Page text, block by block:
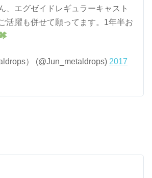
、エグゼイドレギュラーキャスト
活躍も併せて願ってます。1年半お
） (@Jun_metaldrops) 2017